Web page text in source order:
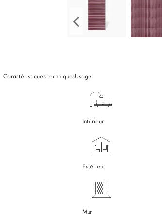
Caractéristiques techniquesUsage
Intérieur
Extérieur
Mur